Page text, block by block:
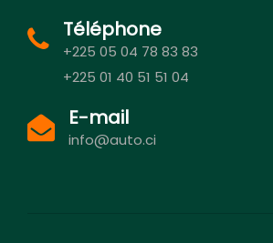
Téléphone
+225 05 04 78 83 83
+225 01 40 51 51 04
E-mail
info@auto.ci